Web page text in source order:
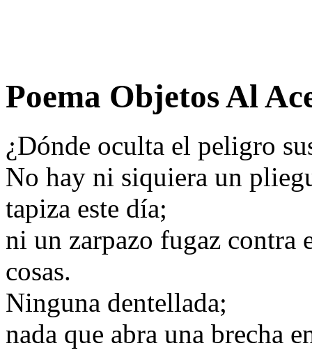
Poema Objetos Al
¿Dónde oculta el peligro
No hay ni siquiera un
tapiza este día;
ni un zarpazo fugaz contra
cosas.
Ninguna dentellada;
nada que abra una brecha